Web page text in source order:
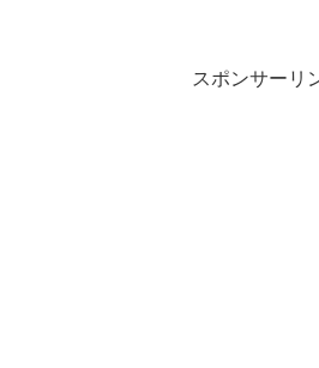
スポンサーリ